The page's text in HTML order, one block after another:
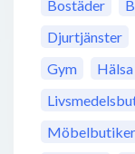
Bostäder
Djurtjänster
Gym
Hälsa
Möbelbutiker